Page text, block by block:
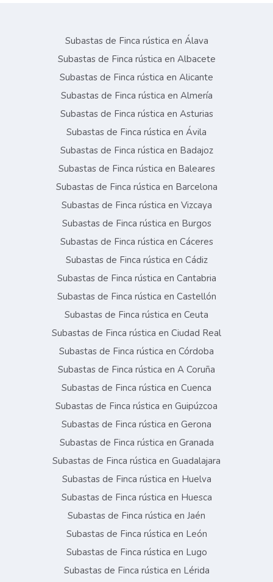
Subastas de Finca rústica en Álava
Subastas de Finca rústica en Albacete
Subastas de Finca rústica en Alicante
Subastas de Finca rústica en Almería
Subastas de Finca rústica en Asturias
Subastas de Finca rústica en Ávila
Subastas de Finca rústica en Badajoz
Subastas de Finca rústica en Baleares
Subastas de Finca rústica en Barcelona
Subastas de Finca rústica en Vizcaya
Subastas de Finca rústica en Burgos
Subastas de Finca rústica en Cáceres
Subastas de Finca rústica en Cádiz
Subastas de Finca rústica en Cantabria
Subastas de Finca rústica en Castellón
Subastas de Finca rústica en Ceuta
Subastas de Finca rústica en Ciudad Real
Subastas de Finca rústica en Córdoba
Subastas de Finca rústica en A Coruña
Subastas de Finca rústica en Cuenca
Subastas de Finca rústica en Guipúzcoa
Subastas de Finca rústica en Gerona
Subastas de Finca rústica en Granada
Subastas de Finca rústica en Guadalajara
Subastas de Finca rústica en Huelva
Subastas de Finca rústica en Huesca
Subastas de Finca rústica en Jaén
Subastas de Finca rústica en León
Subastas de Finca rústica en Lugo
Subastas de Finca rústica en Lérida